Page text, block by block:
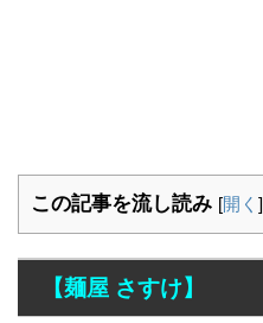
この記事を流し読み [開く ]
【麺屋 さすけ】